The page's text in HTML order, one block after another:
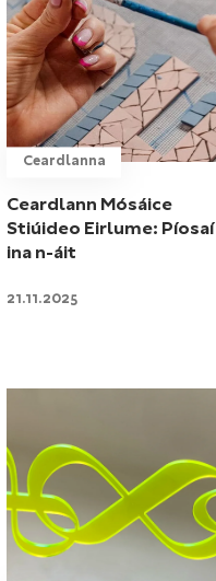
Ceardlanna
Ceardlann Mósáice
Stiúideo Eirlume: Píosaí
ina n-áit
21.11.2025